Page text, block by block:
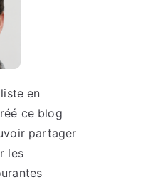
en
ce blog
partager
les